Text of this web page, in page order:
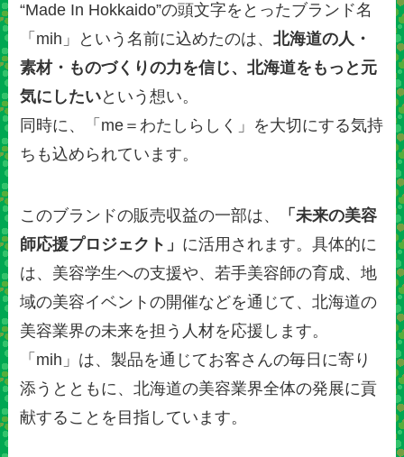
“Made In Hokkaido”の頭文字をとったブランド名
「mih」という名前に込めたのは、北海道の人・
素材・ものづくりの力を信じ、北海道をもっと元
気にしたいという想い。
同時に、「me＝わたしらしく」を大切にする気持
ちも込められています。
このブランドの販売収益の一部は、
「未来の美容
師応援プロジェクト」 に活用されます。​具体的に
は、美容学生への支援や、若手美容師の育成、地
域の美容イベントの開催などを通じて、北海道の
美容業界の未来を担う人材を応援します。​
「mih」は、製品を通じてお客さんの毎日に寄り
添うとともに、北海道の美容業界全体の発展に貢
献することを目指しています。